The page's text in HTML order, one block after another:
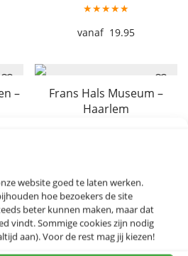
website goed te laten werken.
hoe bezoekers de site
beter kunnen maken, maar dat
vindt. Sommige cookies zijn nodig
aan). Voor de rest mag jij kiezen!
★★★★★
19.95
–
Frans Hals Museum –
Haarlem
Side by Side – Almere
★★★★★